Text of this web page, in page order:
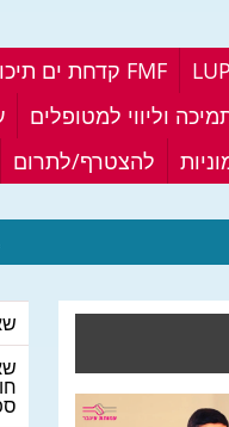
FMF קדחת ים תיכונית
וליווי למטופלים
להצטרף/לתרום